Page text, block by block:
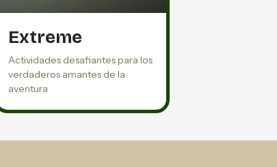
Extreme
Actividades desafiantes para los
verdaderos amantes de la
aventura